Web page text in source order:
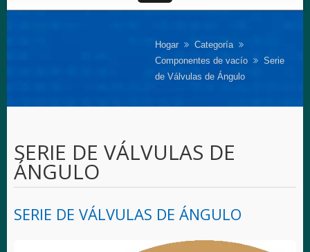
Hogar
Categoría
Componentes de vacío
Serie
de Válvulas de Ángulo
SERIE DE VÁLVULAS DE
ÁNGULO
SERIE DE VÁLVULAS DE ÁNGULO